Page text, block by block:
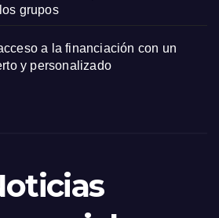
grupos
a la financiación con un
y personalizado